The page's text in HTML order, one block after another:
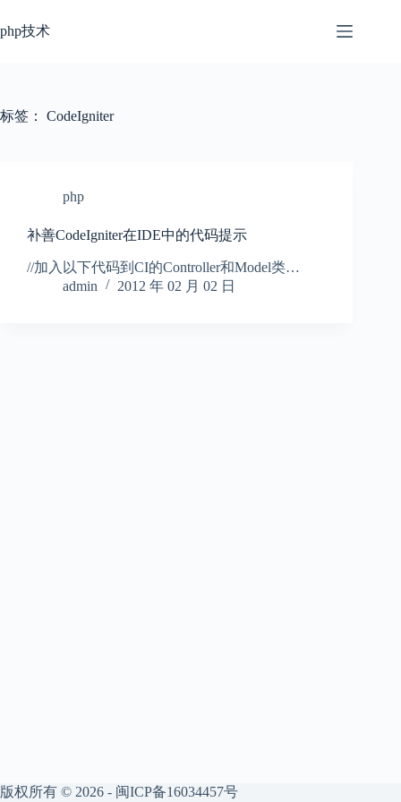
过
php技术
标签： CodeIgniter
php
补善CodeIgniter在IDE中的代码提示
//加入以下代码到CI的Controller和Model类…
admin
2012 年 02 月 02 日
版权所有 © 2026 - 闽ICP备16034457号